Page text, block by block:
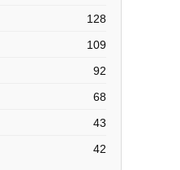
128
109
92
68
43
42